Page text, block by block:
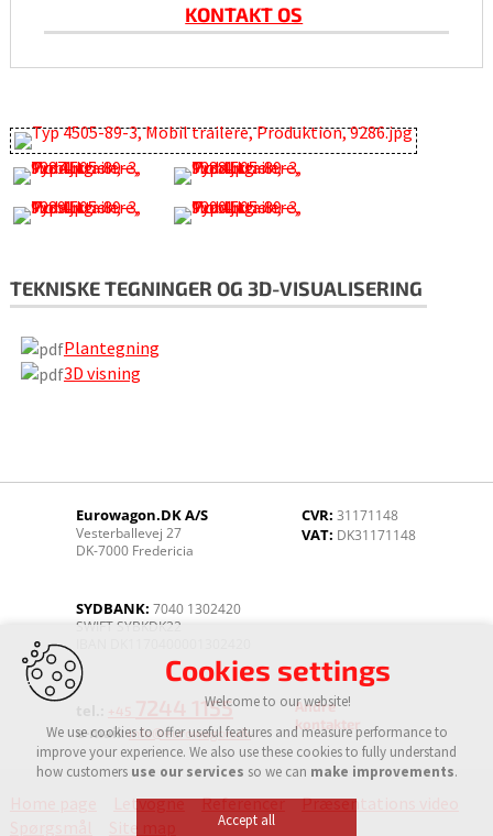
KONTAKT OS
TEKNISKE TEGNINGER OG 3D-VISUALISERING
Plantegning
3D visning
Eurowagon.DK A/S
Vesterballevej 27
DK-7000 Fredericia
CVR: 31171148
VAT: DK31171148
SYDBANK: 7040 1302420
SWIFT SYBKDK22
7244 1155
e-mail: info@eurowagon.dk
Andre
kontakter
Letvogne Referencer
Præsentations video
Cookies settings
Welcome to our website!
We use cookies to offer useful features and measure performance to
improve your experience. We also use these cookies to fully understand
how customers use our services so we can make improvements.
Accept all